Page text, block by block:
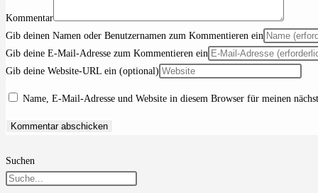
Kommentar
Gib deinen Namen oder Benutzernamen zum Kommentieren ein
Gib deine E-Mail-Adresse zum Kommentieren ein
Gib deine Website-URL ein (optional)
Name, E-Mail-Adresse und Website in diesem Browser für meinen
Suchen